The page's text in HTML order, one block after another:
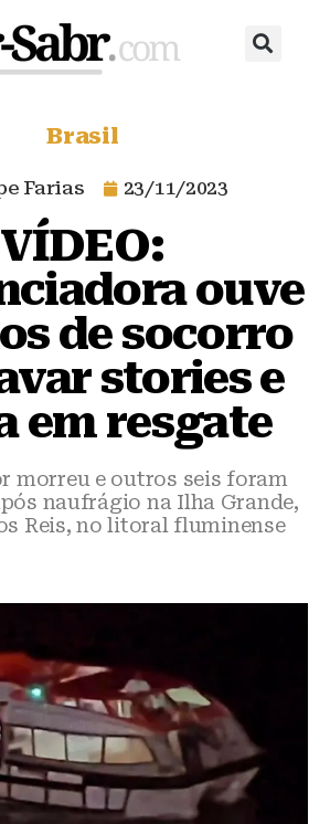
Brasil
Farias 23/11/2023
VÍDEO:
ouve
de socorro
stories e
em resgate
morreu e outros seis foram
naufrágio na Ilha Grande,
Reis, no litoral fluminense